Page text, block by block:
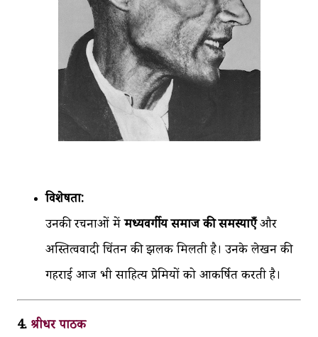
विशेषता:
उनकी रचनाओं मेंमध्यवर्गीय समाज की समस्याएँऔर
अस्तित्ववादी चिंतन की झलक मिलती है। उनके लेखन की
गहराई आज भी साहित्य प्रेमियों को आकर्षित करती है।
4. श्रीधर पाठक